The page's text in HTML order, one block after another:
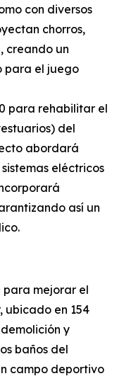
con diversos
chorros,
creando un
para el juego
para rehabilitar el
del
abordará
eléctricos
así un
para mejorar el
ubicado en 154
y
baños del
campo deportivo